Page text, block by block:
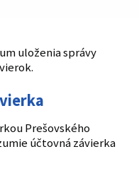
uloženia správy
Prešovského
účtovná závierka